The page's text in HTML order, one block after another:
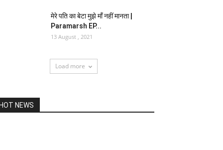
मेरे पति का बेटा मुझे माँ नहीं मानता |
Paramarsh EP...
13 August , 2021
Load more
NEWS